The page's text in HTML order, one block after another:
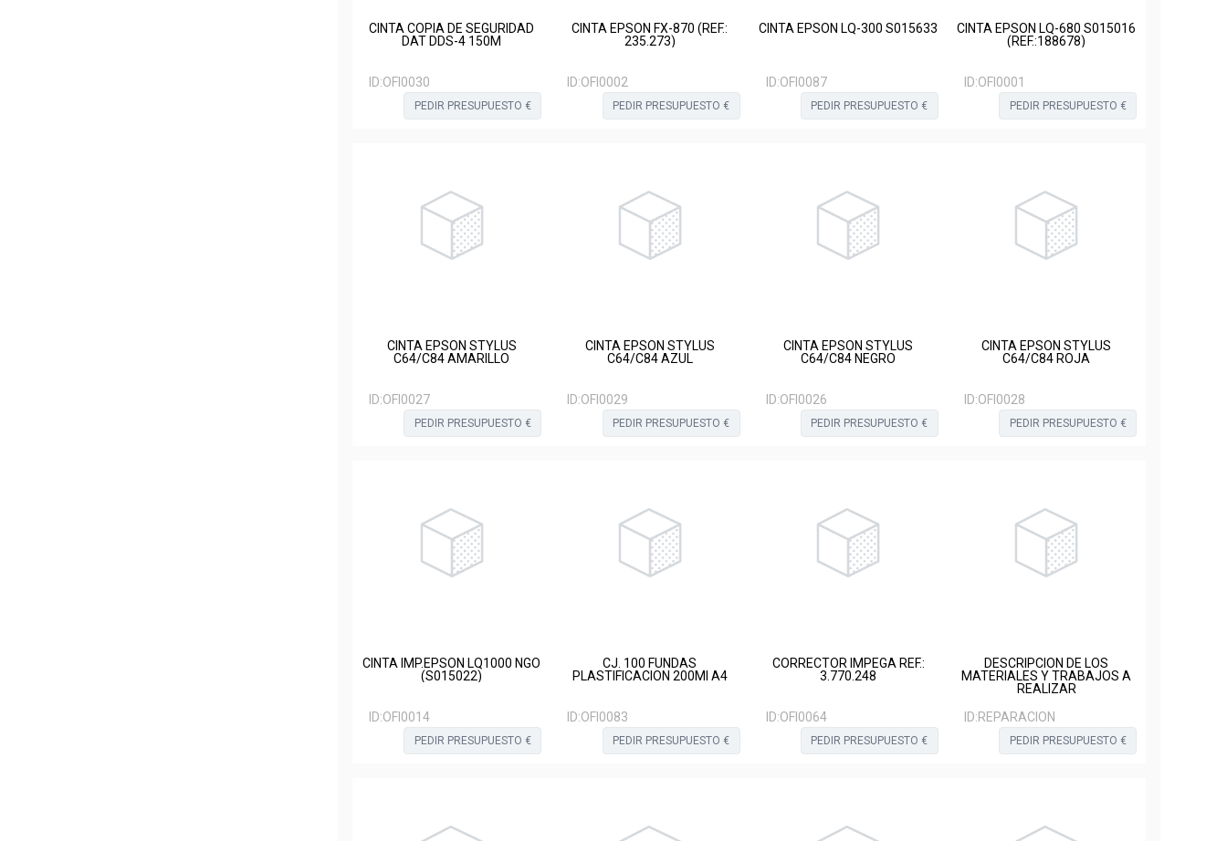
CINTA COPIA DE SEGURIDAD
DAT DDS-4 150M
ID:OFI0030
PEDIR PRESUPUESTO €
CINTA EPSON FX-870 (REF.:
235.273)
ID:OFI0002
PEDIR PRESUPUESTO €
CINTA EPSON LQ-300 S015633
ID:OFI0087
PEDIR PRESUPUESTO €
CINTA EPSON LQ-680 S015016
(REF.:188678)
ID:OFI0001
PEDIR PRESUPUESTO €
CINTA EPSON STYLUS
C64/C84 AMARILLO
ID:OFI0027
PEDIR PRESUPUESTO €
CINTA EPSON STYLUS
C64/C84 AZUL
ID:OFI0029
PEDIR PRESUPUESTO €
CINTA EPSON STYLUS
C64/C84 NEGRO
ID:OFI0026
PEDIR PRESUPUESTO €
CINTA EPSON STYLUS
C64/C84 ROJA
ID:OFI0028
PEDIR PRESUPUESTO €
CINTA IMP.EPSON LQ1000 NGO
(S015022)
ID:OFI0014
PEDIR PRESUPUESTO €
CJ. 100 FUNDAS
PLASTIFICACION 200MI A4
ID:OFI0083
PEDIR PRESUPUESTO €
CORRECTOR IMPEGA REF.:
3.770.248
ID:OFI0064
PEDIR PRESUPUESTO €
DESCRIPCION DE LOS
MATERIALES Y TRABAJOS A
REALIZAR
ID:REPARACION
PEDIR PRESUPUESTO €